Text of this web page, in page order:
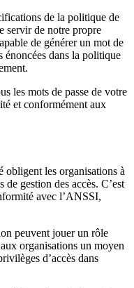
de la politique de
servir de notre propre
de générer un mot de
énoncées dans la politique
les mots de passe de votre
et conformément aux
obligent les organisations à
gestion des accès. C’est
avec l’ANSSI,
peuvent jouer un rôle
organisations un moyen
d’accès dans